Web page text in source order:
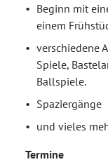
Beginn mit
einem
verschiedene
Spiele,
Ballspiele.
Spaziergänge
und vieles
Termine